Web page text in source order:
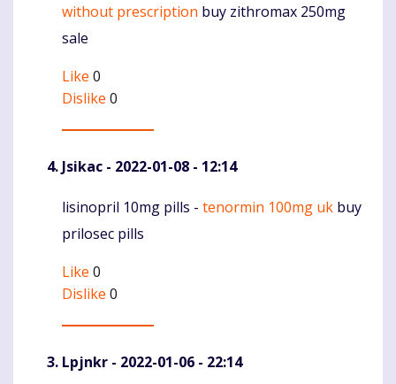
without prescription buy zithromax 250mg
sale
Like 0
Dislike 0
Jsikac - 2022-01-08 - 12:14
Komentaras
lisinopril 10mg pills - tenormin 100mg uk buy
prilosec pills
Like 0
Dislike 0
Lpjnkr - 2022-01-06 - 22:14